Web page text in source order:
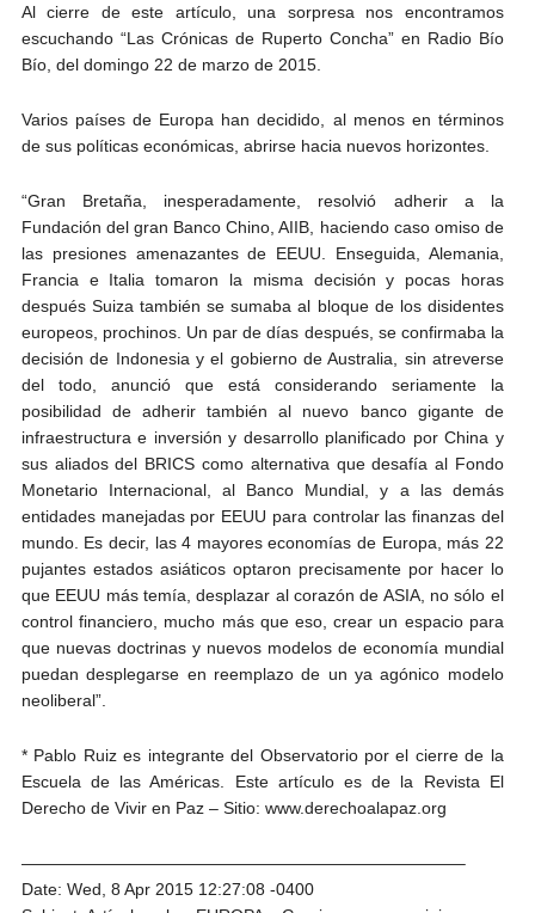
Al cierre de este artículo, una sorpresa nos encontramos
escuchando “Las Crónicas de Ruperto Concha” en Radio Bío
Bío, del domingo 22 de marzo de 2015.
Varios países de Europa han decidido, al menos en términos
de sus políticas económicas, abrirse hacia nuevos horizontes.
“Gran Bretaña, inesperadamente, resolvió adherir a la
Fundación del gran Banco Chino, AIIB, haciendo caso omiso de
las presiones amenazantes de EEUU. Enseguida, Alemania,
Francia e Italia tomaron la misma decisión y pocas horas
después Suiza también se sumaba al bloque de los disidentes
europeos, prochinos. Un par de días después, se confirmaba la
decisión de Indonesia y el gobierno de Australia, sin atreverse
del todo, anunció que está considerando seriamente la
posibilidad de adherir también al nuevo banco gigante de
infraestructura e inversión y desarrollo planificado por China y
sus aliados del BRICS como alternativa que desafía al Fondo
Monetario Internacional, al Banco Mundial, y a las demás
entidades manejadas por EEUU para controlar las finanzas del
mundo. Es decir, las 4 mayores economías de Europa, más 22
pujantes estados asiáticos optaron precisamente por hacer lo
que EEUU más temía, desplazar al corazón de ASIA, no sólo el
control financiero, mucho más que eso, crear un espacio para
que nuevas doctrinas y nuevos modelos de economía mundial
puedan desplegarse en reemplazo de un ya agónico modelo
neoliberal”.
* Pablo Ruiz es integrante del Observatorio por el cierre de la
Escuela de las Américas. Este artículo es de la Revista El
Derecho de Vivir en Paz – Sitio: www.derechoalapaz.org
——————————————————————————–
Date: Wed, 8 Apr 2015 12:27:08 -0400